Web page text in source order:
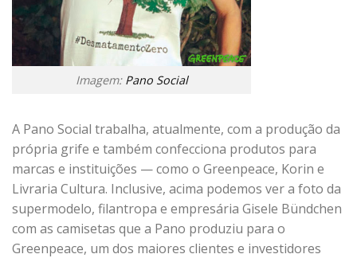
Imagem: Pano Social
A Pano Social trabalha, atualmente, com a produção da
própria grife e também confecciona produtos para
marcas e instituições — como o Greenpeace, Korin e
Livraria Cultura. Inclusive, acima podemos ver a foto da
supermodelo, filantropa e empresária Gisele Bündchen
com as camisetas que a Pano produziu para o
Greenpeace, um dos maiores clientes e investidores